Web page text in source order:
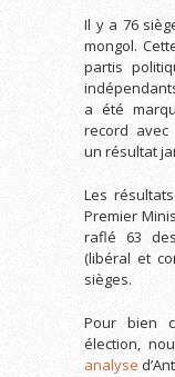
Il y a 76
mongol.
partis
a été
record avec
un résultat
Les
Premier
raflé 63
(libéral et
sièges.
Pour bien
élection,
analyse